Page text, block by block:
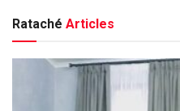
Rataché Articles